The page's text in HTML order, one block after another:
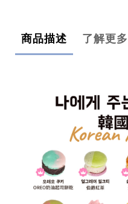
商品描述 了解更多